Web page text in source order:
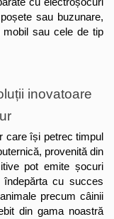
sau buzunare,
sau cele de tip
inovatoare
care își petrec timpul
provenită din
pot emite șocuri
cu succes
precum câinii
din gama noastră